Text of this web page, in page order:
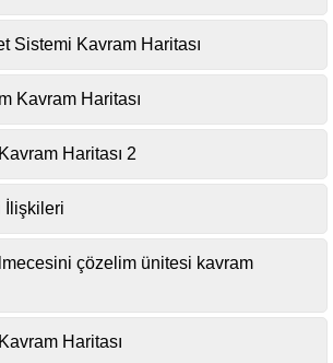
Sistemi Kavram Haritası
Kavram Haritası
Haritası 2
İlişkileri
çözelim ünitesi kavram
Haritası